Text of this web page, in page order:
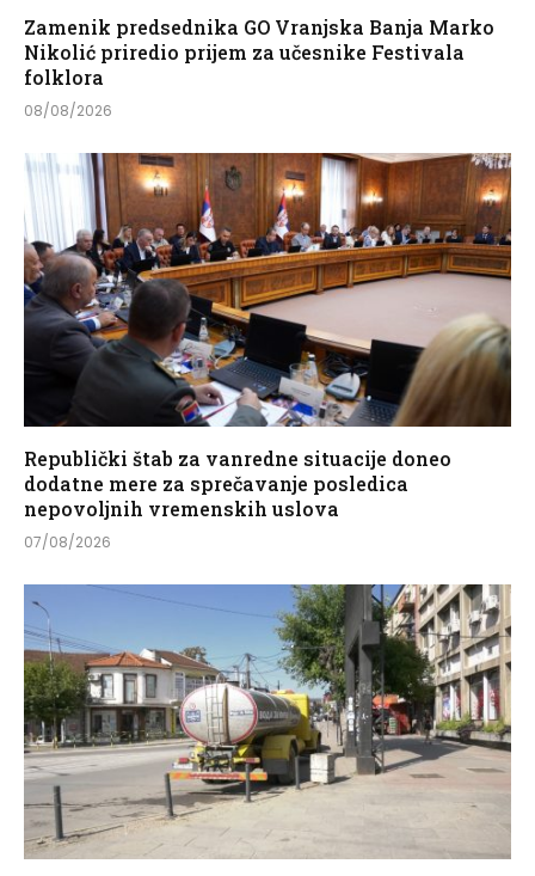
Zamenik predsednika GO Vranjska Banja Marko
Nikolić priredio prijem za učesnike Festivala
folklora
08/08/2026
Republički štab za vanredne situacije doneo
dodatne mere za sprečavanje posledica
nepovoljnih vremenskih uslova
07/08/2026